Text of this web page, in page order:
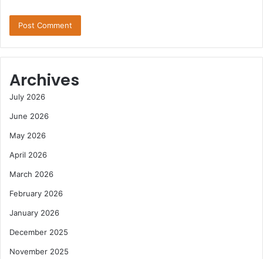
Archives
July 2026
June 2026
May 2026
April 2026
March 2026
February 2026
January 2026
December 2025
November 2025